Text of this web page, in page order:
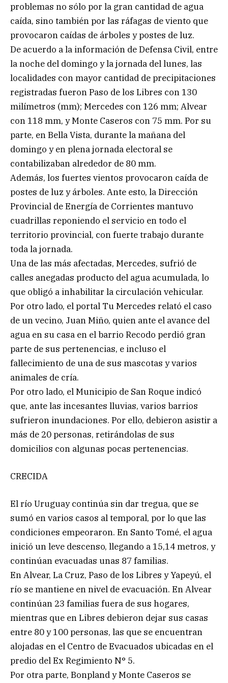
problemas no sólo por la gran cantidad de agua
caída, sino también por las ráfagas de viento que
provocaron caídas de árboles y postes de luz.
De acuerdo a la información de Defensa Civil, entre
la noche del domingo y la jornada del lunes, las
localidades con mayor cantidad de precipitaciones
registradas fueron Paso de los Libres con 130
milímetros (mm); Mercedes con 126 mm; Alvear
con 118 mm, y Monte Caseros con 75 mm. Por su
parte, en Bella Vista, durante la mañana del
domingo y en plena jornada electoral se
contabilizaban alrededor de 80 mm.
Además, los fuertes vientos provocaron caída de
postes de luz y árboles. Ante esto, la Dirección
Provincial de Energía de Corrientes mantuvo
cuadrillas reponiendo el servicio en todo el
territorio provincial, con fuerte trabajo durante
toda la jornada.
Una de las más afectadas, Mercedes, sufrió de
calles anegadas producto del agua acumulada, lo
que obligó a inhabilitar la circulación vehicular.
Por otro lado, el portal Tu Mercedes relató el caso
de un vecino, Juan Miño, quien ante el avance del
agua en su casa en el barrio Recodo perdió gran
parte de sus pertenencias, e incluso el
fallecimiento de una de sus mascotas y varios
animales de cría.
Por otro lado, el Municipio de San Roque indicó
que, ante las incesantes lluvias, varios barrios
sufrieron inundaciones. Por ello, debieron asistir a
más de 20 personas, retirándolas de sus
domicilios con algunas pocas pertenencias.
CRECIDA
El río Uruguay continúa sin dar tregua, que se
sumó en varios casos al temporal, por lo que las
condiciones empeoraron. En Santo Tomé, el agua
inició un leve descenso, llegando a 15,14 metros, y
continúan evacuadas unas 87 familias.
En Alvear, La Cruz, Paso de los Libres y Yapeyú, el
río se mantiene en nivel de evacuación. En Alvear
continúan 23 familias fuera de sus hogares,
mientras que en Libres debieron dejar sus casas
entre 80 y 100 personas, las que se encuentran
alojadas en el Centro de Evacuados ubicadas en el
predio del Ex Regimiento N° 5.
Por otra parte, Bonpland y Monte Caseros se